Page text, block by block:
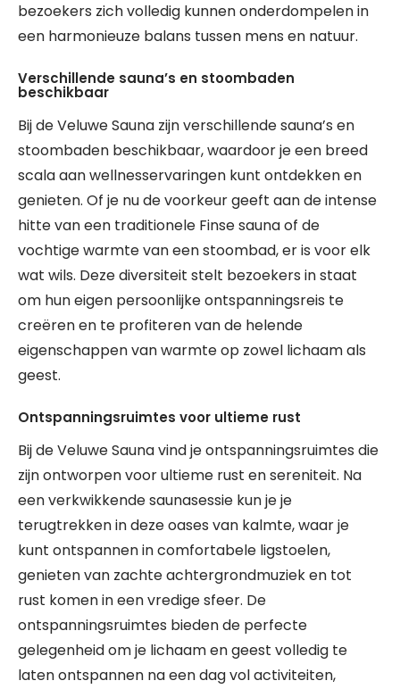
bezoekers zich volledig kunnen onderdompelen in
een harmonieuze balans tussen mens en natuur.
Verschillende sauna’s en stoombaden
beschikbaar
Bij de Veluwe Sauna zijn verschillende sauna’s en
stoombaden beschikbaar, waardoor je een breed
scala aan wellnesservaringen kunt ontdekken en
genieten. Of je nu de voorkeur geeft aan de intense
hitte van een traditionele Finse sauna of de
vochtige warmte van een stoombad, er is voor elk
wat wils. Deze diversiteit stelt bezoekers in staat
om hun eigen persoonlijke ontspanningsreis te
creëren en te profiteren van de helende
eigenschappen van warmte op zowel lichaam als
geest.
Ontspanningsruimtes voor ultieme rust
Bij de Veluwe Sauna vind je ontspanningsruimtes die
zijn ontworpen voor ultieme rust en sereniteit. Na
een verkwikkende saunasessie kun je je
terugtrekken in deze oases van kalmte, waar je
kunt ontspannen in comfortabele ligstoelen,
genieten van zachte achtergrondmuziek en tot
rust komen in een vredige sfeer. De
ontspanningsruimtes bieden de perfecte
gelegenheid om je lichaam en geest volledig te
laten ontspannen na een dag vol activiteiten,